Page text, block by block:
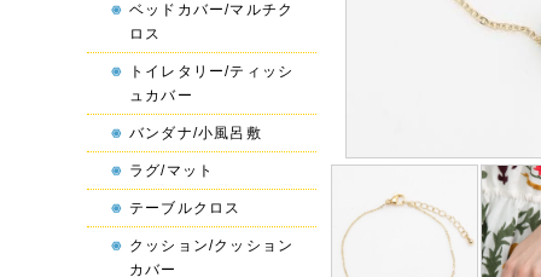
ベッドカバー/マルチク
ロス
トイレタリー/ティッシ
ュカバー
バンダナ/小風呂敷
ラグ/マット
テーブルクロス
クッション/クッション
カバー